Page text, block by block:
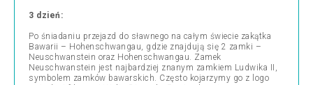
3 dzień:
Po śniadaniu przejazd do sławnego na całym świecie zakątka
Bawarii – Hohenschwangau, gdzie znajdują się 2 zamki –
Neuschwanstein oraz Hohenschwangau. Zamek
Neuschwanstein jest najbardziej znanym zamkiem Ludwika II,
symbolem zamków bawarskich. Często kojarzymy go z logo